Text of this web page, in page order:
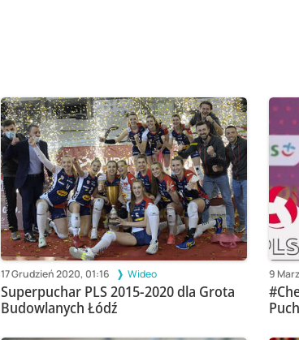
17 Grudzień 2020, 01:16 Wideo
Superpuchar PLS 2015-2020 dla Grota
Budowlanych Łódź
9